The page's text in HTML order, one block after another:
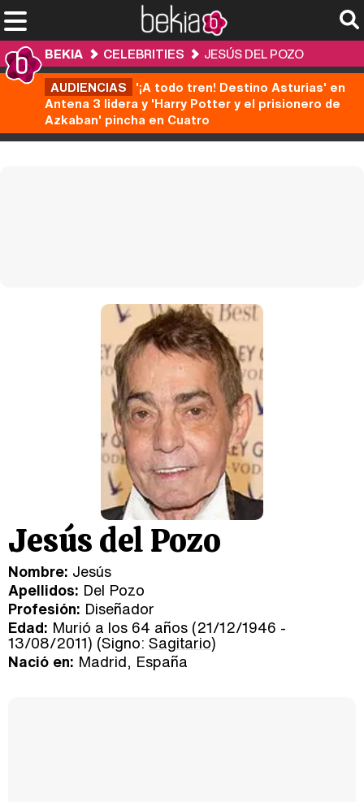
BEKIA CELEBRITIES
JESÚS DEL POZO
AUDIENCIAS '¡A todo tren! Destino Asturias' en
Antena 3 lidera y 'Harry Potter y el prisionero de
Azkaban' pincha en Cuatro
Jesús del Pozo
Nombre: Jesús
Apellidos: Del Pozo
Profesión: Diseñador
Edad: Murió a los 64 años (21/12/1946 -
13/08/2011) (Signo: Sagitario)
Nació en: Madrid, España